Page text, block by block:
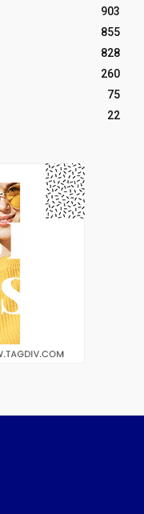
903
855
828
260
75
22